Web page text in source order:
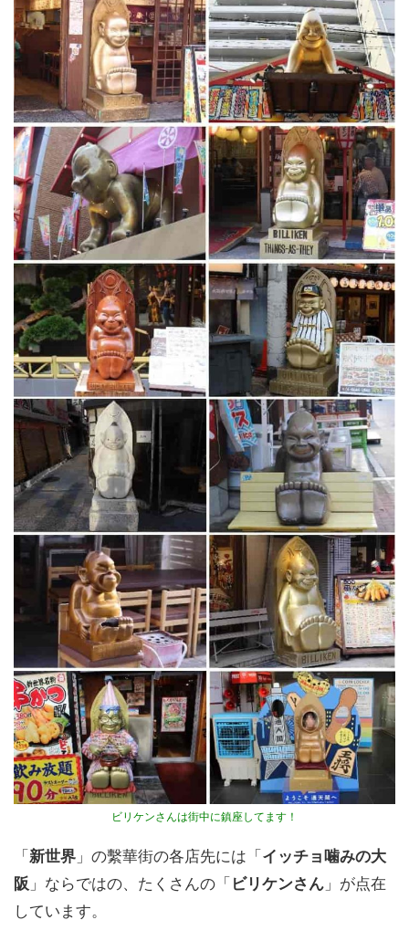
ビリケンさんは街中に鎮座してます！
「 新世界 」の繫華街の各店先には「 イッチョ噛みの大
阪 」ならではの、たくさんの「 ビリケンさん 」が点在
しています。